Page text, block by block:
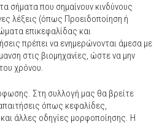
σήματα που σημαίνουν κινδύνους
λέξεις (όπως Προειδοποίηση ή
επικεφαλίδας και
πρέπει να ενημερώνονται άμεσα με
στις βιομηχανίες, ώστε να μην
χρόνου.
Στη συλλογή μας θα βρείτε
όπως κεφαλίδες,
άλλες οδηγίες μορφοποίησης. Η